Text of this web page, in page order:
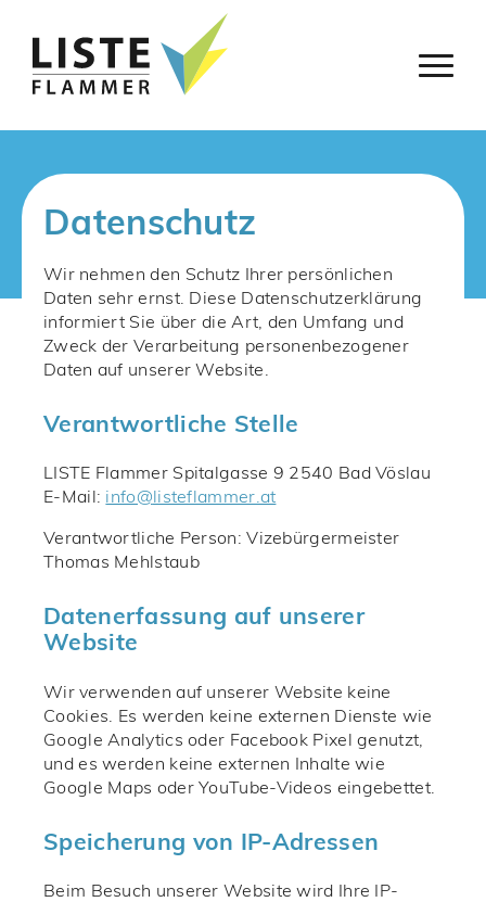
Datenschutz
Wir nehmen den Schutz Ihrer persönlichen
Daten sehr ernst. Diese Datenschutzerklärung
informiert Sie über die Art, den Umfang und
Zweck der Verarbeitung personenbezogener
Daten auf unserer Website.
Verantwortliche Stelle
LISTE Flammer Spitalgasse 9 2540 Bad Vöslau
E-Mail:
ta.remmalfetsil
@ofni
Verantwortliche Person: Vizebürgermeister
Thomas Mehlstaub
Datenerfassung auf unserer
Website
Wir verwenden auf unserer Website keine
Cookies. Es werden keine externen Dienste wie
Google Analytics oder Facebook Pixel genutzt,
und es werden keine externen Inhalte wie
Google Maps oder YouTube-Videos eingebettet.
Speicherung von IP-Adressen
Beim Besuch unserer Website wird Ihre IP-